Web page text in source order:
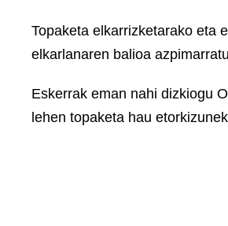
Topaketa elkarrizketarako eta
elkarlanaren balioa
Eskerrak eman nahi dizkiogu
lehen topaketa hau